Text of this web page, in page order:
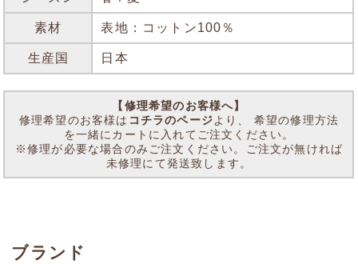
素材 表地：コットン100％
生産国 日本
【修理希望のお客様へ】
修理希望のお客様は コチラのページより、 希望の修理方法
を一緒にカートに入れてご注文ください。
※修理が必要な場合のみご注文ください。ご注文が無ければ
未修理にて発送致します。
ブランド